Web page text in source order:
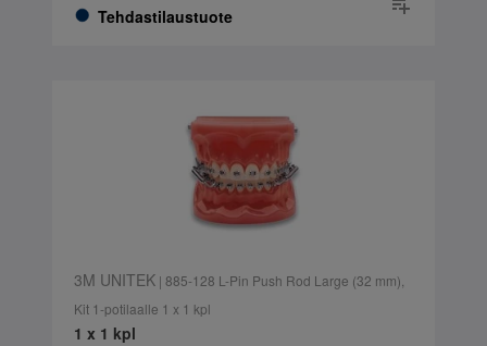
Tehdastilaustuote
3M UNITEK| 885-128 L-Pin Push Rod Large (32 mm),
Kit 1-potilaalle 1 x 1 kpl
1 x 1 kpl